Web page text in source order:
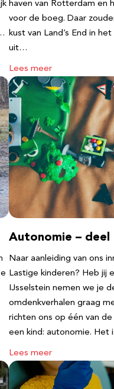
haven van Rotterdam en
voor de boeg. Daar
kust van Land’s End in
uit…
Lees meer
Autonomie – deel
Naar aanleiding van ons
Lastige kinderen? Heb jij
IJsselstein nemen we je
omdenkverhalen graag
richten ons op één van
een kind: autonomie.
Lees meer